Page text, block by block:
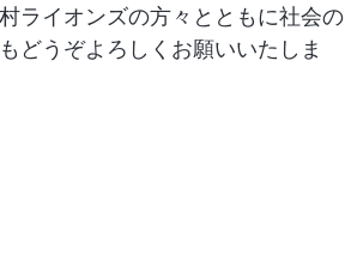
ライオンズの方々とともに社会の
どうぞよろしくお願いいたしま